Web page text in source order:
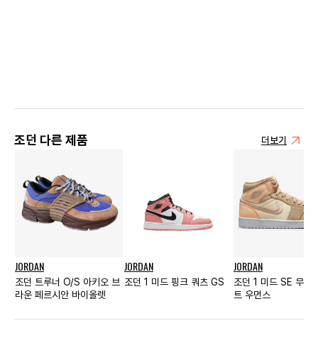
조던 다른 제품 더보기
JORDAN
조던 트루너 O/S 아키오 브
라운 페르시안 바이올렛
JORDAN
조던 1 미드 핑크 쿼츠 GS
JORDAN
조던 1 미드 SE 무슬
트 우먼스